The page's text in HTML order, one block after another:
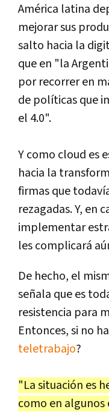
América latina
mejorar sus
salto hacia la
que en "la
por recorrer en
de políticas que
el 4.0".
Y como cloud es
hacia la
firmas que
rezagadas. Y, en
implementar
les complicará
De hecho, el
señala que es
resistencia para
Entonces, si no
teletrabajo?
"La situación es
como en algunos